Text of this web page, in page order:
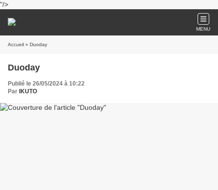
"/>
MENU
Accueil » Duoday
Duoday
Publié le 26/05/2024 à 10:22
Par IKUTO